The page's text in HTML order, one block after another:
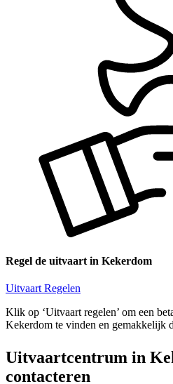
Regel de uitvaart in Kekerdom
Uitvaart Regelen
Klik op ‘Uitvaart regelen’ om een
Kekerdom te vinden en gemakkelijk
Uitvaartcentrum in
contacteren